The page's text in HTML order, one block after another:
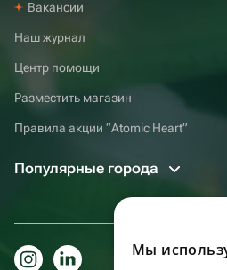
Вакансии
Наш журнал
Центр помощи
Разместить магазин
Правила акции “Atomic Heart”
Популярные города
Мы